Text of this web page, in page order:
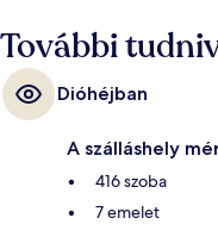
3 perc séta.
További
Dióhéjban
A szálláshely
416 szoba
7 emelet